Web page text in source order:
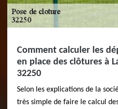
Comment calculer les
en place des clôtures à
32250
Selon les explications de la
très simple de faire le calcul